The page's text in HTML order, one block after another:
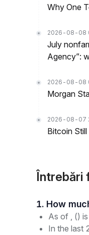
Why One
2026-08-08
July
Agency”:
2026-08-08
Morgan
2026-08-07
Bitcoin
Întrebări
As of , ()
In the last